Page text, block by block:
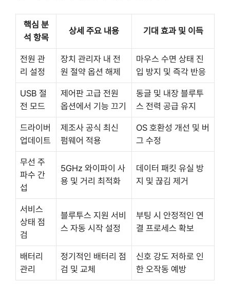
핵심 분
석 항목
상세 주요 내용 기대 효과 및 이득
전원 관
리 설정
장치 관리자 내 전
원 절약 옵션 해제
마우스 수면 상태 진
입 방지 및 즉각 반응
USB 절
전 모드
제어판 고급 전원
옵션에서 기능 끄기
동글 및 내장 블루투
스 전력 공급 유지
드라이버
업데이트
제조사 공식 최신
펌웨어 적용
OS 호환성 개선 및 버
그 수정
무선 주
파수 간
섭
5GHz 와이파이 사
용 및 거리 최적화
데이터 패킷 유실 방
지 및 끊김 제거
서비스
상태 점
검
블루투스 지원 서비
스 자동 시작 설정
부팅 시 안정적인 연
결 프로세스 확보
배터리
관리
정기적인 배터리 점
검 및 교체
신호 강도 저하로 인
한 오작동 예방